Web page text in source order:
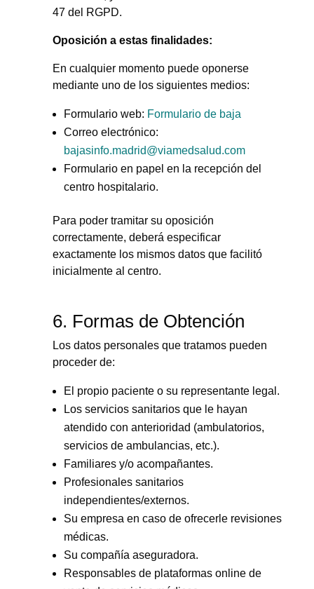
47 del RGPD.
Oposición a estas finalidades:
En cualquier momento puede oponerse
mediante uno de los siguientes medios:
Formulario web: Formulario de baja
Correo electrónico:
bajasinfo.madrid@viamedsalud.com
Formulario en papel en la recepción del
centro hospitalario.
Para poder tramitar su oposición
correctamente, deberá especificar
exactamente los mismos datos que facilitó
inicialmente al centro.
6. Formas de Obtención
Los datos personales que tratamos pueden
proceder de:
El propio paciente o su representante legal.
Los servicios sanitarios que le hayan
atendido con anterioridad (ambulatorios,
servicios de ambulancias, etc.).
Familiares y/o acompañantes.
Profesionales sanitarios
independientes/externos.
Su empresa en caso de ofrecerle revisiones
médicas.
Su compañía aseguradora.
Responsables de plataformas online de